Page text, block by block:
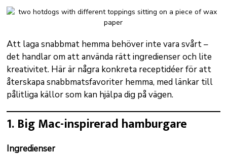
Att laga snabbmat hemma behöver inte vara svårt –
det handlar om att använda rätt ingredienser och lite
kreativitet. Här är några konkreta receptidéer för att
återskapa snabbmatsfavoriter hemma, med länkar till
pålitliga källor som kan hjälpa dig på vägen.
1. Big Mac-inspirerad hamburgare
Ingredienser